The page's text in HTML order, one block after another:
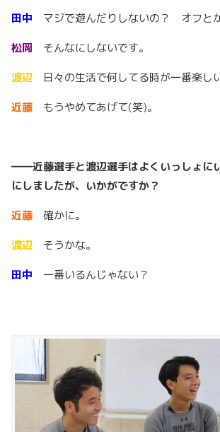
田中
マジで遊んだりしないの？ オフとか
松岡
そんなにしないです。
渡辺
日々の生活で何してる時が一番楽し
近藤
もうやめてあげて(笑)。
――近藤選手と渡辺選手はよくいっしょに
にしましたが、いかがですか？
近藤
確かに。
渡辺
そうかな。
田中
一番いるんじゃない？